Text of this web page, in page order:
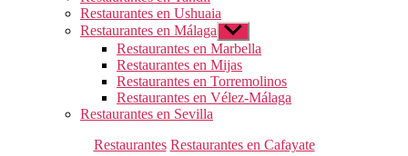
Restaurantes en Ushuaia
Restaurantes en Málaga Mostrar
el
submenú
Restaurantes en Marbella
Restaurantes en Mijas
Restaurantes en Torremolinos
Restaurantes en Vélez-Málaga
Restaurantes en Sevilla
Categorías
Restaurantes Restaurantes en Cafayate